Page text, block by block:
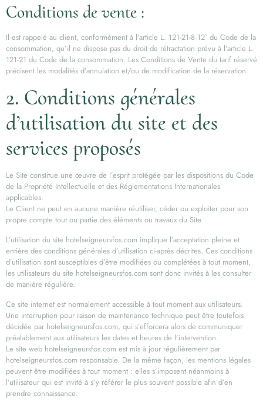
Conditions de vente :
Il est rappelé au client, conformément à l’article L. 121-21-8 12° du Code de la
consommation, qu’il ne dispose pas du droit de rétractation prévu à l’article L.
121-21 du Code de la consommation. Les Conditions de Vente du tarif réservé
précisent les modalités d’annulation et/ou de modification de la réservation.
2. Conditions générales
d’utilisation du site et des
services proposés
Le Site constitue une œuvre de l’esprit protégée par les dispositions du Code
de la Propriété Intellectuelle et des Réglementations Internationales
applicables.
Le Client ne peut en aucune manière réutiliser, céder ou exploiter pour son
propre compte tout ou partie des éléments ou travaux du Site.
L’utilisation du site hotelseigneursfos.com implique l’acceptation pleine et
entière des conditions générales d’utilisation ci-après décrites. Ces conditions
d’utilisation sont susceptibles d’être modifiées ou complétées à tout moment,
les utilisateurs du site hotelseigneursfos.com sont donc invités à les consulter
de manière régulière.
Ce site internet est normalement accessible à tout moment aux utilisateurs.
Une interruption pour raison de maintenance technique peut être toutefois
décidée par hotelseigneursfos.com, qui s’efforcera alors de communiquer
préalablement aux utilisateurs les dates et heures de l’intervention.
Le site web hotelseigneursfos.com est mis à jour régulièrement par
hotelseigneursfos.com responsable. De la même façon, les mentions légales
peuvent être modifiées à tout moment : elles s’imposent néanmoins à
l’utilisateur qui est invité à s’y référer le plus souvent possible afin d’en
prendre connaissance.